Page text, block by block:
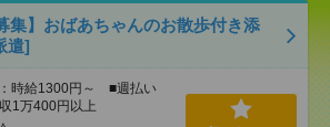
集】おばあちゃんのお散歩付き添
遣]
時給1300円～ ■週払い
1万400円以上